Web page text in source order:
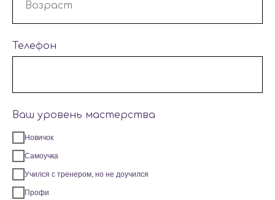
Телефон
Ваш уровень мастерства
Новичок
Самоучка
Учился с тренером, но не доучился
Профи